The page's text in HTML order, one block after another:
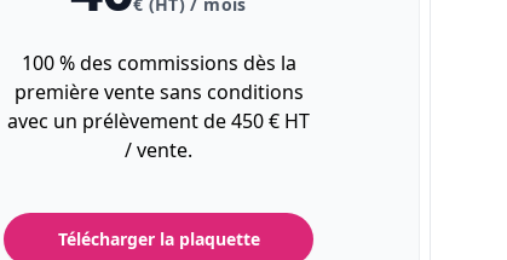
€ (HT) / mois
100 % des commissions dès la
première vente sans conditions
avec un prélèvement de 450 € HT
/ vente.
Télécharger la plaquette